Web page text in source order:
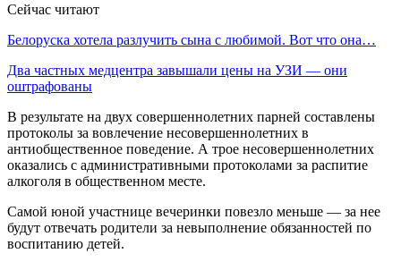
Сейчас читают
Белоруска хотела разлучить сына с любимой. Вот что она…
Два частных медцентра завышали цены на УЗИ — они
оштрафованы
В результате на двух совершеннолетних парней составлены
протоколы за вовлечение несовершеннолетних в
антиобщественное поведение. А трое несовершеннолетних
оказались с административными протоколами за распитие
алкоголя в общественном месте.
Самой юной участнице вечеринки повезло меньше — за нее
будут отвечать родители за невыполнение обязанностей по
воспитанию детей.